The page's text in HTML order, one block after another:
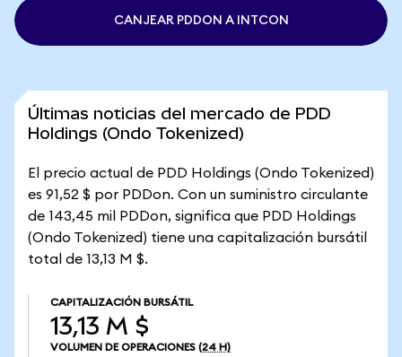
CANJEAR PDDON A INTCON
Últimas noticias del mercado de PDD
Holdings (Ondo Tokenized)
El precio actual de PDD Holdings (Ondo Tokenized)
es 91,52 $ por PDDon. Con un suministro circulante
de 143,45 mil PDDon, significa que PDD Holdings
(Ondo Tokenized) tiene una capitalización bursátil
total de 13,13 M $.
CAPITALIZACIÓN BURSÁTIL
13,13 M $
VOLUMEN DE OPERACIONES (24 H)